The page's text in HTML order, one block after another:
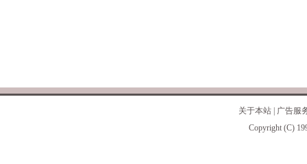
关于本站
广告服
Copyright (C)